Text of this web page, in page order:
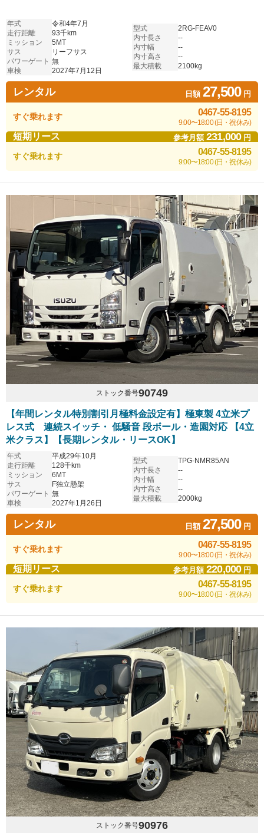
年式
令和4年7月
走行距離
93千km
ミッション
5MT
サス
リーフサス
パワーゲート 無
車検
2027年7月12日
型式
2RG-FEAV0
内寸長さ
--
内寸幅
--
内寸高さ
--
最大積載
2100kg
レンタル 日額27,500円
すぐ乗れます 0467-55-8195
9:00〜18:00 (日・祝休み)
短期リース 参考月額231,000円
すぐ乗れます 0467-55-8195
9:00〜18:00 (日・祝休み)
ストック番号90749
【年間レンタル特別割引月極料金設定有】極東製 4立米プ
レス式 連続スイッチ・ 低騒音 段ボール・造園対応 【4立
米クラス】【長期レンタル・リースOK】
年式
平成29年10月
走行距離
128千km
ミッション
6MT
サス
F独立懸架
パワーゲート 無
車検
2027年1月26日
型式
TPG-NMR85AN
内寸長さ
--
内寸幅
--
内寸高さ
--
最大積載
2000kg
レンタル 日額27,500円
すぐ乗れます 0467-55-8195
9:00〜18:00 (日・祝休み)
短期リース 参考月額220,000円
すぐ乗れます 0467-55-8195
9:00〜18:00 (日・祝休み)
ストック番号90976